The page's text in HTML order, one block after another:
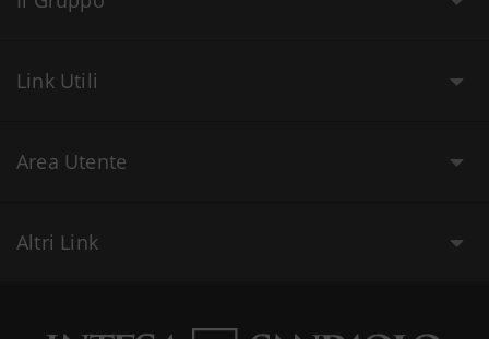
Link Utili
Area Utente
Altri Link